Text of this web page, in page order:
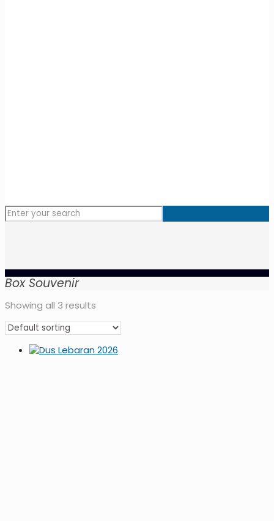
Box Souvenir
Showing all 3 results